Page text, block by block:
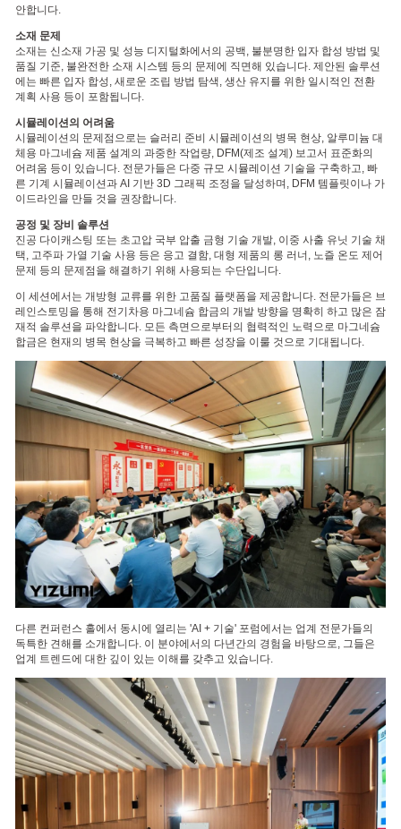
안합니다.
소재 문제
소재는 신소재 가공 및 성능 디지털화에서의 공백, 불분명한 입자 합성 방법 및
품질 기준, 불완전한 소재 시스템 등의 문제에 직면해 있습니다. 제안된 솔루션
에는 빠른 입자 합성, 새로운 조립 방법 탐색, 생산 유지를 위한 일시적인 전환
계획 사용 등이 포함됩니다.
시뮬레이션의 어려움
시뮬레이션의 문제점으로는 슬러리 준비 시뮬레이션의 병목 현상, 알루미늄 대
체용 마그네슘 제품 설계의 과중한 작업량, DFM(제조 설계) 보고서 표준화의
어려움 등이 있습니다. 전문가들은 다중 규모 시뮬레이션 기술을 구축하고, 빠
른 기계 시뮬레이션과 AI 기반 3D 그래픽 조정을 달성하며, DFM 템플릿이나 가
이드라인을 만들 것을 권장합니다.
공정 및 장비 솔루션
진공 다이캐스팅 또는 초고압 국부 압출 금형 기술 개발, 이중 사출 유닛 기술 채
택, 고주파 가열 기술 사용 등은 응고 결함, 대형 제품의 롱 러너, 노즐 온도 제어
문제 등의 문제점을 해결하기 위해 사용되는 수단입니다.
이 세션에서는 개방형 교류를 위한 고품질 플랫폼을 제공합니다. 전문가들은 브
레인스토밍을 통해 전기차용 마그네슘 합금의 개발 방향을 명확히 하고 많은 잠
재적 솔루션을 파악합니다. 모든 측면으로부터의 협력적인 노력으로 마그네슘
합금은 현재의 병목 현상을 극복하고 빠른 성장을 이룰 것으로 기대됩니다.
다른 컨퍼런스 홀에서 동시에 열리는 'AI + 기술' 포럼에서는 업계 전문가들의
독특한 견해를 소개합니다. 이 분야에서의 다년간의 경험을 바탕으로, 그들은
업계 트렌드에 대한 깊이 있는 이해를 갖추고 있습니다.